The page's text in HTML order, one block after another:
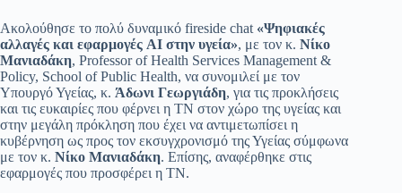
Ακολούθησε το πολύ δυναμικό fireside chat «Ψηφιακές
αλλαγές και εφαρμογές AI στην υγεία», με τον κ. Νίκο
Μανιαδάκη, Professor of Health Services Management &
Policy, School of Public Health, να συνομιλεί με τον
Υπουργό Υγείας, κ. Άδωνι Γεωργιάδη, για τις προκλήσεις
και τις ευκαιρίες που φέρνει η ΤΝ στον χώρο της υγείας και
στην μεγάλη πρόκληση που έχει να αντιμετωπίσει η
κυβέρνηση ως προς τον εκσυγχρονισμό της Υγείας σύμφωνα
με τον κ. Νίκο Μανιαδάκη. Επίσης, αναφέρθηκε στις
εφαρμογές που προσφέρει η ΤΝ.